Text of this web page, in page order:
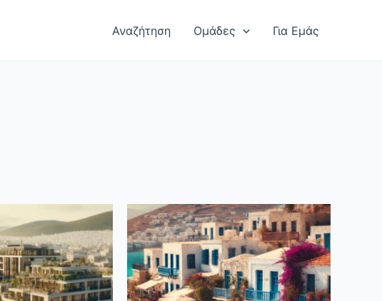
Αναζήτηση Ομάδες Για Εμάς